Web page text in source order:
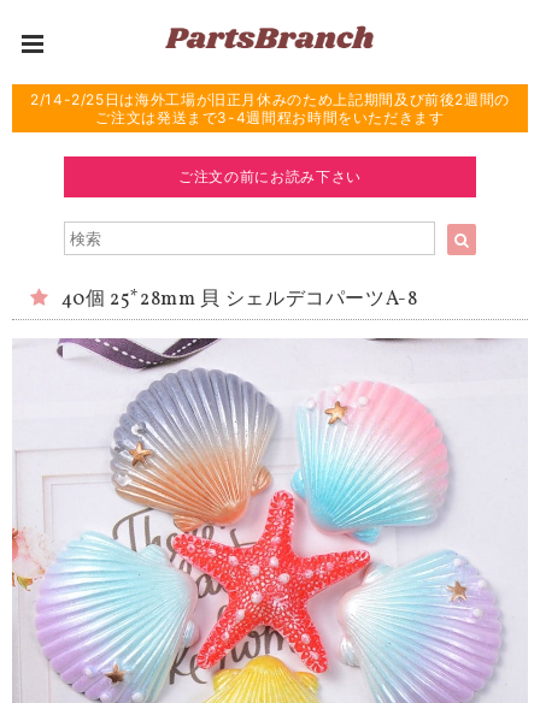
2/14-2/25日は海外工場が旧正月休みのため上記期間及び前後2週間の
ご注文は発送まで3-4週間程お時間をいただきます
ご注文の前にお読み下さい
40個 25*28mm 貝 シェルデコパーツA-8